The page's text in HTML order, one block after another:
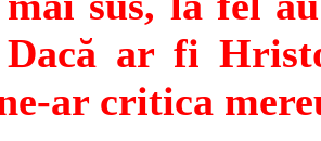
ar fi
ar critica